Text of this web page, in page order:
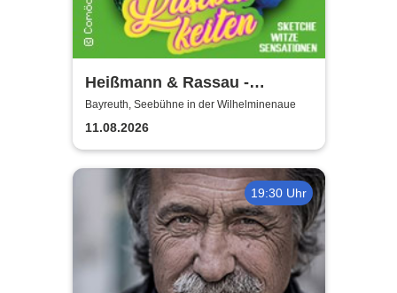
Heißmann & Rassau -
Lustbarkeiten
Bayreuth, Seebühne in der Wilhelminenaue
11.08.2026
19:30 Uhr